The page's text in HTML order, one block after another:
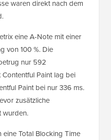
waren direkt nach dem
eine A-Note mit einer
von 100 %. Die
nur 592
Paint lag bei
Paint bei nur 336 ms.
zusätzliche
wurden.
eine Total Blocking Time